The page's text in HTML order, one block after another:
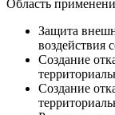
Область
Защита
воздействия
Создание
Создание